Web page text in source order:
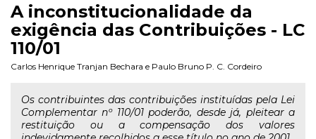
A inconstitucionalidade da
exigência das Contribuições - LC
110/01
Carlos Henrique Tranjan Bechara e Paulo Bruno P. C. Cordeiro
Os contribuintes das contribuições instituídas pela Lei
Complementar nº 110/01 poderão, desde já, pleitear a
restituição ou a compensação dos valores